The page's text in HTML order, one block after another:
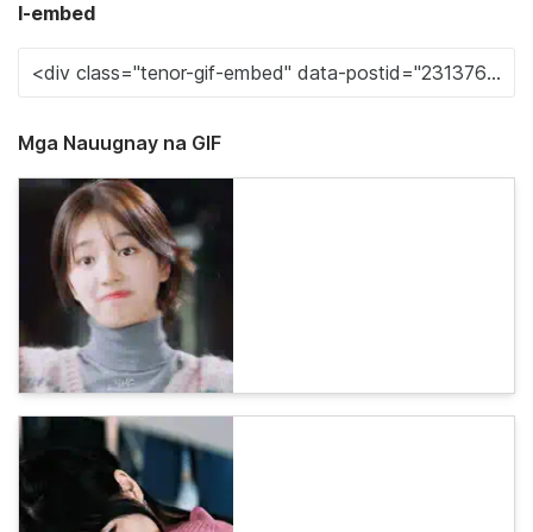
I-embed
Mga Nauugnay na GIF